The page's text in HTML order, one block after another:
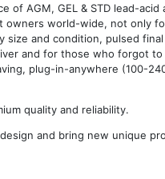
AGM, GEL & STD lead-
world-wide, not only
and condition, pulsed
and for those who forgot
plug-in-anywhere (100-
quality and reliability.
and bring new unique